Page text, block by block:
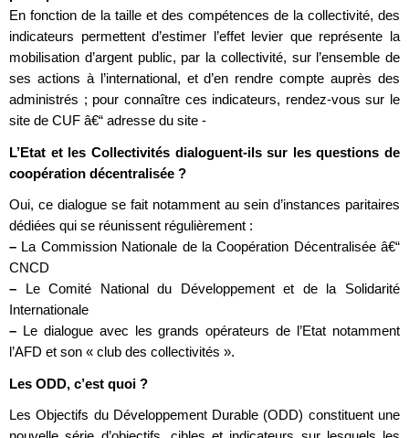
En fonction de la taille et des compétences de la collectivité, des
indicateurs permettent d’estimer l’effet levier que représente la
mobilisation d’argent public, par la collectivité, sur l’ensemble de
ses actions à l’international, et d’en rendre compte auprès des
administrés ; pour connaître ces indicateurs, rendez-vous sur le
site de CUF â€“ adresse du site -
L’Etat et les Collectivités dialoguent-ils sur les questions de
coopération décentralisée ?
Oui, ce dialogue se fait notamment au sein d’instances paritaires
dédiées qui se réunissent régulièrement :
– La Commission Nationale de la Coopération Décentralisée â€“
CNCD
– Le Comité National du Développement et de la Solidarité
Internationale
– Le dialogue avec les grands opérateurs de l’Etat notamment
l’AFD et son « club des collectivités ».
Les ODD, c’est quoi ?
Les Objectifs du Développement Durable (ODD) constituent une